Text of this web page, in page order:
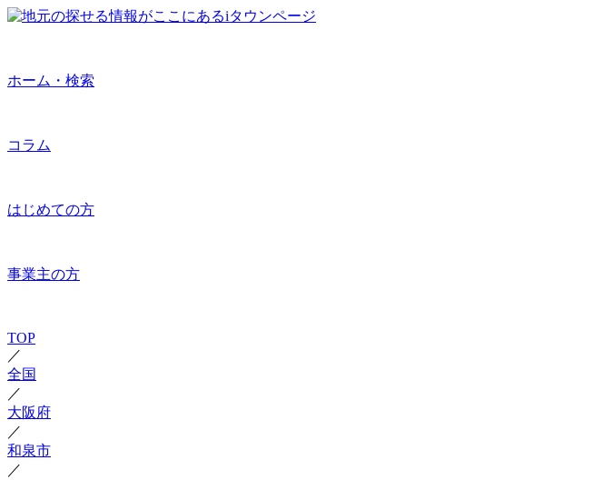
ホーム・検索
コラム
はじめての方
事業主の方
TOP
／
全国
／
大阪府
／
和泉市
／